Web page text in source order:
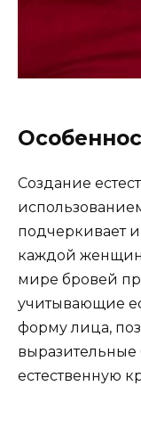
Создание
подчеркивает
каждой
мирe бровей
учитывающие
форму лица‚
естественную